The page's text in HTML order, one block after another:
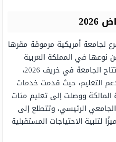
لجامعة أمريكية مرموقة مقرها
نوعها في المملكة العربية
السعودية، حيث من المتوقع افتتاح الجامعة في خريف 2026،
التعليم، حيث قدمت خدمات
المالكة ووصلت إلى تعليم مئات
الرئيسي، وتتطلع إلى
لتلبية الاحتياجات المستقبلية